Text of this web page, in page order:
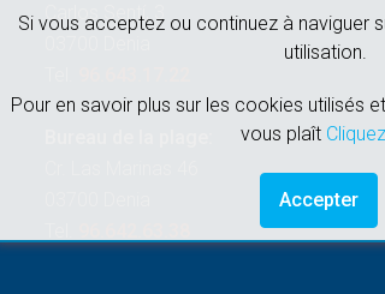
Si vous acceptez ou continuez à naviguer
utilisation.
Pour en savoir plus sur les cookies utilisés
vous plaît
Accepter
Carlos Sentí, 3